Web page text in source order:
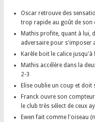
Oscar retrouve des
trop rapide au goût de son
Mathis profite, quant à lui,
adversaire pour s'imposer
Karèle boit le calice jusqu'à
Mathis accélère dans la
2-3
Elise oublie un coup et doit
Franck ouvre son
le club très sélect de ceux
Ewen fait comme l'oiseau